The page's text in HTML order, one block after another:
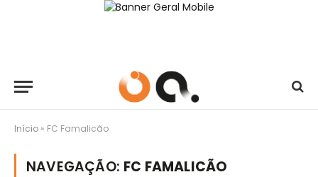
Início » FC Famalicão
NAVEGAÇÃO: FC FAMALICÃO